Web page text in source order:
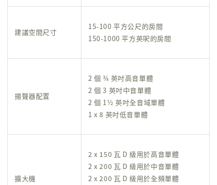
建議空間尺寸
15-100 平方公尺的房間
150-1000 平方英呎的房間
揚聲器配置
2 個 ¾ 英吋高音單體
2 個 3 英吋中音單體
2 個 1½ 英吋全音域單體
1 x 8 英吋低音單體
擴大機
2 x 150 瓦 D 級用於高音單體
2 x 200 瓦 D 級用於中音單體
2 x 200 瓦 D 級用於全頻單體